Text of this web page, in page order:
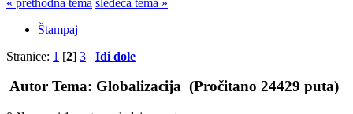
Štampaj
Stranice: 1 [2] 3 Idi dole
Autor Tema: Globalizacija (Pročitano 24429 puta)